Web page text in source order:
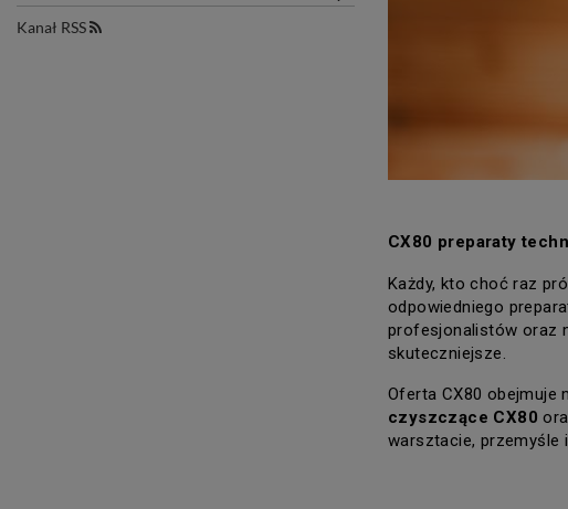
Kanał RSS
CX80 preparaty
Każdy, kto choć raz
odpowiedniego
profesjonalistów oraz
skuteczniejsze.
Oferta CX80 obejmuje
czyszczące CX80
warsztacie, przemyśle